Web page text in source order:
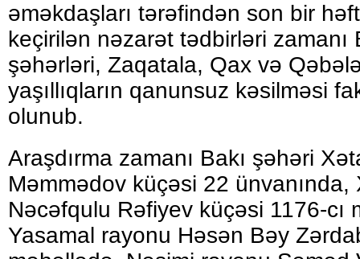
əməkdaşları tərəfindən son bir
keçirilən nəzarət tədbirləri zamanı
şəhərləri, Zaqatala, Qax və
yaşıllıqların qanunsuz kəsilməsi
olunub.
Araşdırma zamanı Bakı şəhəri
Məmmədov küçəsi 22 ünvanında,
Nəcəfqulu Rəfiyev küçəsi 1176-cı
Yasamal rayonu Həsən Bəy